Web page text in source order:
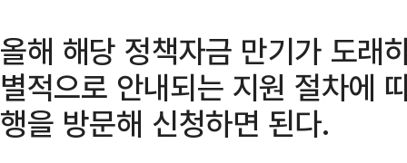
올해 해당 정책자금 만기가 도래
별적으로 안내되는 지원 절차에
행을 방문해 신청하면 된다.